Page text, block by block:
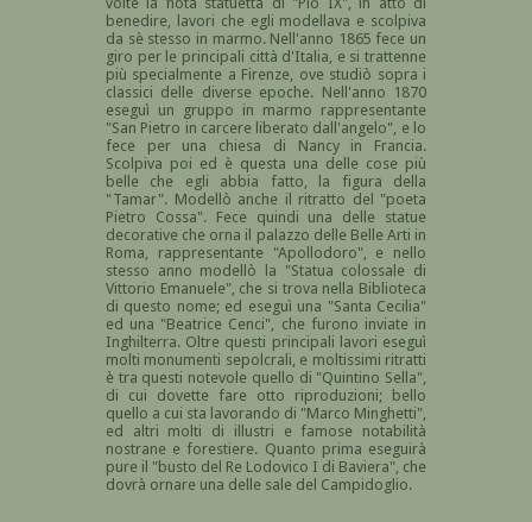
benedire, lavori che egli modellava e scolpiva
da sè stesso in marmo. Nell'anno 1865 fece un
giro per le principali città d'Italia, e si trattenne
più specialmente a Firenze, ove studiò sopra i
classici delle diverse epoche. Nell'anno 1870
eseguì un gruppo in marmo rappresentante
"San Pietro in carcere liberato dall'angelo", e lo
fece per una chiesa di Nancy in Francia.
Scolpiva poi ed è questa una delle cose più
belle che egli abbia fatto, la figura della
"Tamar". Modellò anche il ritratto del "poeta
Pietro Cossa". Fece quindi una delle statue
decorative che orna il palazzo delle Belle Arti in
Roma, rappresentante "Apollodoro", e nello
stesso anno modellò la "Statua colossale di
Vittorio Emanuele", che si trova nella Biblioteca
di questo nome; ed eseguì una "Santa Cecilia"
ed una "Beatrice Cenci", che furono inviate in
Inghilterra. Oltre questi principali lavori eseguì
molti monumenti sepolcrali, e moltissimi ritratti
è tra questi notevole quello di "Quintino Sella",
di cui dovette fare otto riproduzioni; bello
quello a cui sta lavorando di "Marco Minghetti",
ed altri molti di illustri e famose notabilità
nostrane e forestiere. Quanto prima eseguirà
pure il "busto del Re Lodovico I di Baviera", che
dovrà ornare una delle sale del Campidoglio.